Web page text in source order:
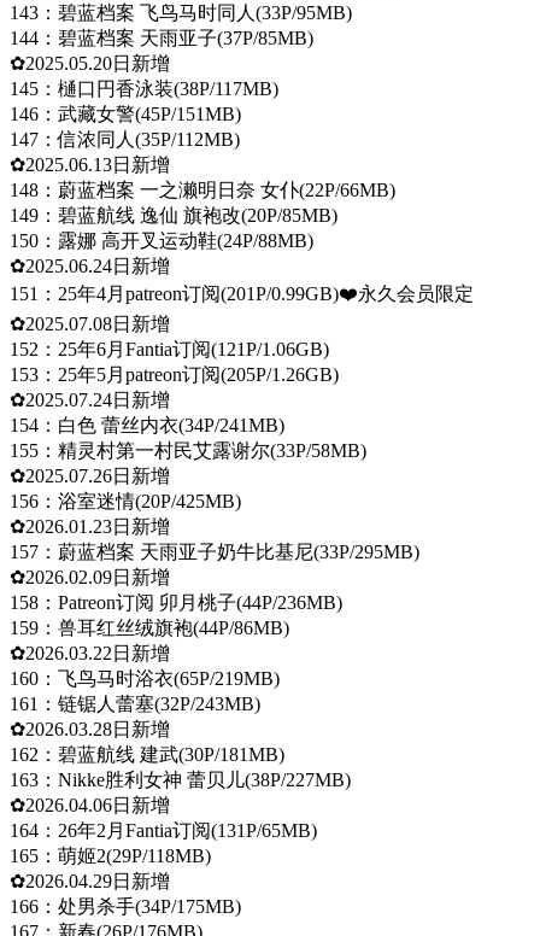
143：碧蓝档案 飞鸟马时同人(33P/95MB)
144：碧蓝档案 天雨亚子(37P/85MB)
✿2025.05.20日新增
145：樋口円香泳装(38P/117MB)
146：武藏女警(45P/151MB)
147：信浓同人(35P/112MB)
✿2025.06.13日新增
148：蔚蓝档案 一之濑明日奈 女仆(22P/66MB)
149：碧蓝航线 逸仙 旗袍改(20P/85MB)
150：露娜 高开叉运动鞋(24P/88MB)
✿2025.06.24日新增
151：25年4月patreon订阅(201P/0.99GB)❤️永久会员限定
✿2025.07.08日新增
152：25年6月Fantia订阅(121P/1.06GB)
153：25年5月patreon订阅(205P/1.26GB)
✿2025.07.24日新增
154：白色 蕾丝内衣(34P/241MB)
155：精灵村第一村民艾露谢尔(33P/58MB)
✿2025.07.26日新增
156：浴室迷情(20P/425MB)
✿2026.01.23日新增
157：蔚蓝档案 天雨亚子奶牛比基尼(33P/295MB)
✿2026.02.09日新增
158：Patreon订阅 卯月桃子(44P/236MB)
159：兽耳红丝绒旗袍(44P/86MB)
✿2026.03.22日新增
160：飞鸟马时浴衣(65P/219MB)
161：链锯人蕾塞(32P/243MB)
✿2026.03.28日新增
162：碧蓝航线 建武(30P/181MB)
163：Nikke胜利女神 蕾贝儿(38P/227MB)
✿2026.04.06日新增
164：26年2月Fantia订阅(131P/65MB)
165：萌姬2(29P/118MB)
✿2026.04.29日新增
166：处男杀手(34P/175MB)
167：新春(26P/176MB)